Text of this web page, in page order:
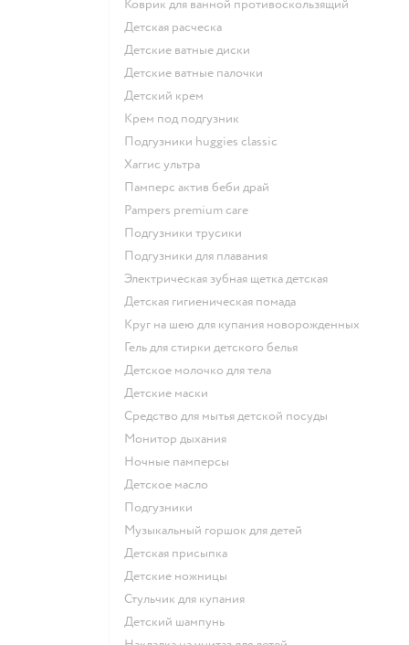
коврик для ванной противоскользящий
детская расческа
детские ватные диски
детские ватные палочки
детский крем
крем под подгузник
подгузники huggies classic
хаггис ультра
памперс актив беби драй
pampers premium care
подгузники трусики
подгузники для плавания
электрическая зубная щетка детская
детская гигиеническая помада
круг на шею для купания новорожденных
гель для стирки детского белья
детское молочко для тела
детские маски
средство для мытья детской посуды
монитор дыхания
ночные памперсы
детское масло
подгузники
музыкальный горшок для детей
детская присыпка
детские ножницы
стульчик для купания
детский шампунь